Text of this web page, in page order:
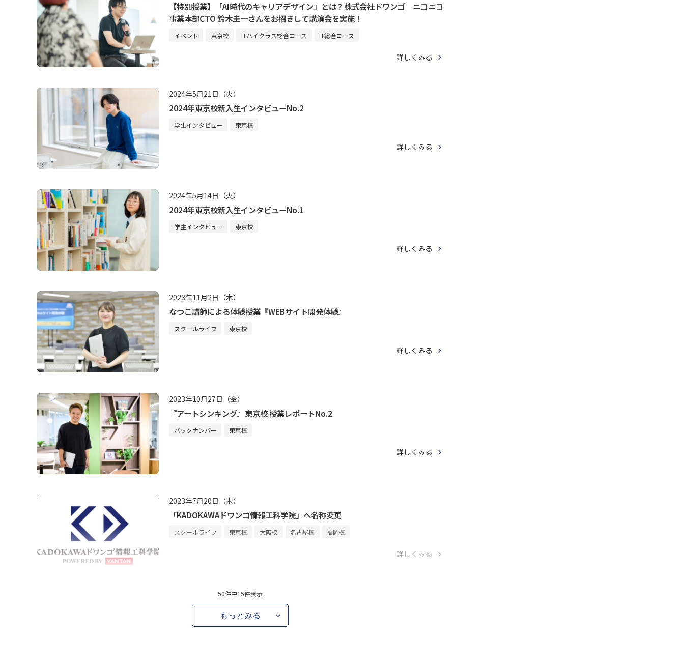
【特別授業】「AI時代のキャリアデザイン」とは？株式会社ドワンゴ ニコニコ
事業本部CTO 鈴木圭一さんをお招きして講演会を実施！
イベント 東京校 ITハイクラス総合コース IT総合コース
詳しくみる
2024年5月21日（火）
2024年東京校新入生インタビューNo.2
学生インタビュー 東京校
詳しくみる
2024年5月14日（火）
2024年東京校新入生インタビューNo.1
学生インタビュー 東京校
詳しくみる
2023年11月2日（木）
なつこ講師による体験授業『WEBサイト開発体験』
スクールライフ 東京校
詳しくみる
2023年10月27日（金）
『アートシンキング』東京校 授業レポートNo.2
バックナンバー 東京校
詳しくみる
2023年7月20日（木）
「KADOKAWAドワンゴ情報工科学院」へ名称変更
スクールライフ 東京校 大阪校 名古屋校 福岡校
詳しくみる
50件中15件表示
もっとみる